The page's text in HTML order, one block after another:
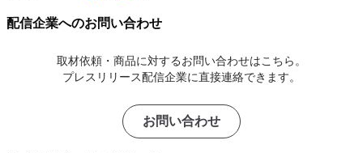
配信企業へのお問い合わせ
取材依頼・商品に対するお問い合わせはこちら。
プレスリリース配信企業に直接連絡できます。
お問い合わせ